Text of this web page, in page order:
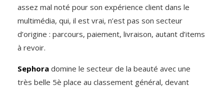
assez mal noté pour son expérience client dans le
multimédia, qui, il est vrai, n’est pas son secteur
d’origine : parcours, paiement, livraison, autant d’items
à revoir.
Sephora domine le secteur de la beauté avec une
très belle 5è place au classement général, devant